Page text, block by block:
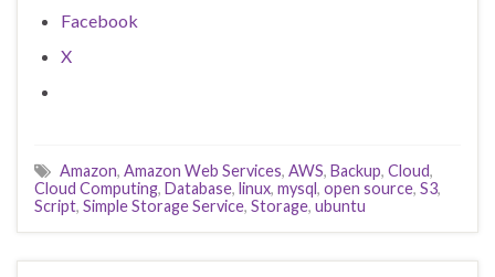
Facebook
X
Amazon, Amazon Web Services, AWS, Backup, Cloud,
Cloud Computing, Database, linux, mysql , open source, S3,
Script, Simple Storage Service, Storage, ubuntu